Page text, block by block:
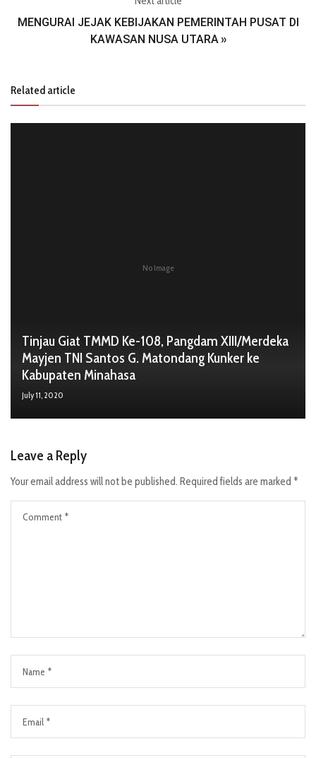
MENGURAI JEJAK KEBIJAKAN PEMERINTAH PUSAT DI
KAWASAN NUSA UTARA»
Related article
No Image
Tinjau Giat TMMD Ke-108, Pangdam XIII/Merdeka
Mayjen TNI Santos G. Matondang Kunker ke
Kabupaten Minahasa
July 11, 2020
Leave a Reply
Your email address will not be published. Required fields are marked *